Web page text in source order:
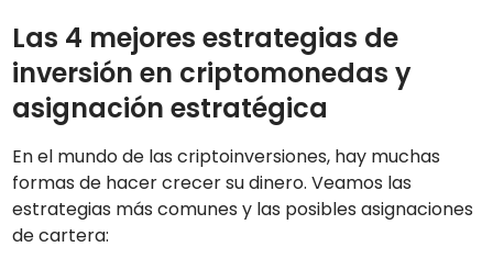
Las 4 mejores estrategias de
inversión en criptomonedas y
asignación estratégica
En el mundo de las criptoinversiones, hay muchas
formas de hacer crecer su dinero. Veamos las
estrategias más comunes y las posibles asignaciones
de cartera: